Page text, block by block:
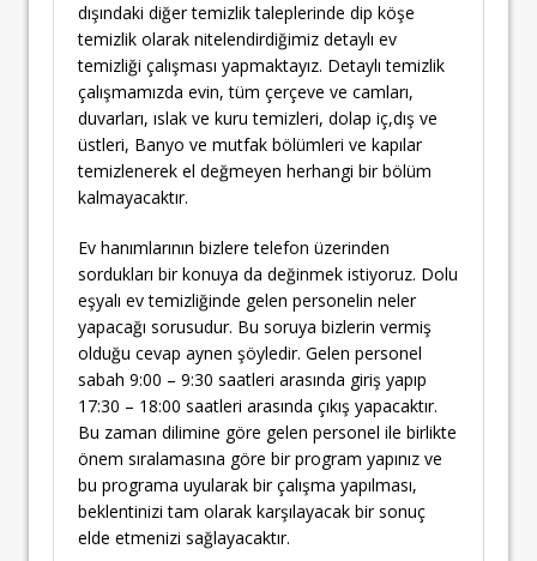
dışındaki diğer temizlik taleplerinde dip köşe
temizlik olarak nitelendirdiğimiz detaylı ev
temizliği çalışması yapmaktayız. Detaylı temizlik
çalışmamızda evin, tüm çerçeve ve camları,
duvarları, ıslak ve kuru temizleri, dolap iç,dış ve
üstleri, Banyo ve mutfak bölümleri ve kapılar
temizlenerek el değmeyen herhangi bir bölüm
kalmayacaktır.
Ev hanımlarının bizlere telefon üzerinden
sordukları bir konuya da değinmek istiyoruz. Dolu
eşyalı ev temizliğinde gelen personelin neler
yapacağı sorusudur. Bu soruya bizlerin vermiş
olduğu cevap aynen şöyledir. Gelen personel
sabah 9:00 – 9:30 saatleri arasında giriş yapıp
17:30 – 18:00 saatleri arasında çıkış yapacaktır.
Bu zaman dilimine göre gelen personel ile birlikte
önem sıralamasına göre bir program yapınız ve
bu programa uyularak bir çalışma yapılması,
beklentinizi tam olarak karşılayacak bir sonuç
elde etmenizi sağlayacaktır.